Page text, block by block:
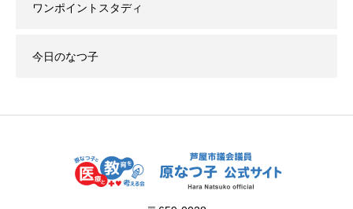
ワンポイントスタディ
今日のなつ子